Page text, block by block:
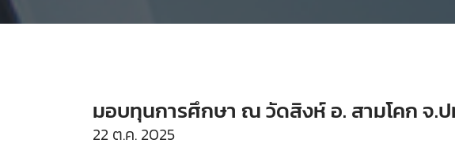
มอบทุนการศึกษา ณ วัดสิงห์ อ. สามโคก จ.
22 ต.ค. 2025